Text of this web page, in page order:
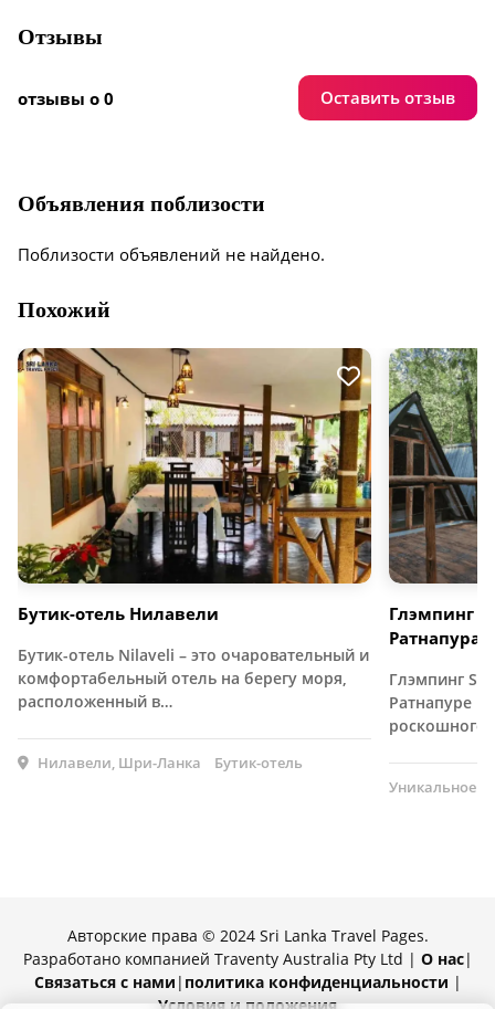
Отзывы
отзывы о 0 Оставить отзыв
Объявления поблизости
Поблизости объявлений не найдено.
Похожий
Бутик-отель Нилавели
Бутик-отель Nilaveli – это очаровательный и
комфортабельный отель на берегу моря,
расположенный в…
Нилавели, Шри-Ланка Бутик-отель
Глэмпинг
Ратнапура
Глэмпинг
Ратнапуре
роскошного
Уникальное
Авторские права © 2024 Sri Lanka Travel Pages.
Разработано компанией Traventy Australia Pty Ltd | О нас|
Связаться с нами | политика конфиденциальности |